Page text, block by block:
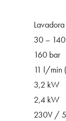
30 –
160 bar
11 l/
3,2 kW
2,4 kW
230V /